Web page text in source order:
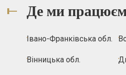
Де ми
Івано-Франківська обл.
Вінницька обл.